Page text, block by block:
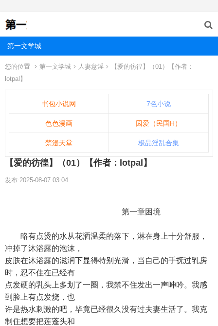
第一文学城
您的位置 第一文学城 人妻意淫
【爱的彷徨】（01）【作者：
lotpal】
书包小说网 7色小说
色色漫画 囚爱（民国H）
禁漫天堂 极品淫乱合集
【爱的彷徨】（01）【作者：lotpal】
发布:2025-08-07 03:04
第一章困境
略有点烫的水从花洒温柔的落下，淋在身上十分舒服，
冲掉了沐浴露的泡沫，
皮肤在沐浴露的滋润下显得特别光滑，当自己的手抚过乳房
时，忍不住在已经有
点发硬的乳头上多划了一圈，我禁不住发出一声呻吟。我感
到脸上有点发烧，也
许是热水刺激的吧，毕竟已经很久没有过夫妻生活了。我克
制住想要把莲蓬头和